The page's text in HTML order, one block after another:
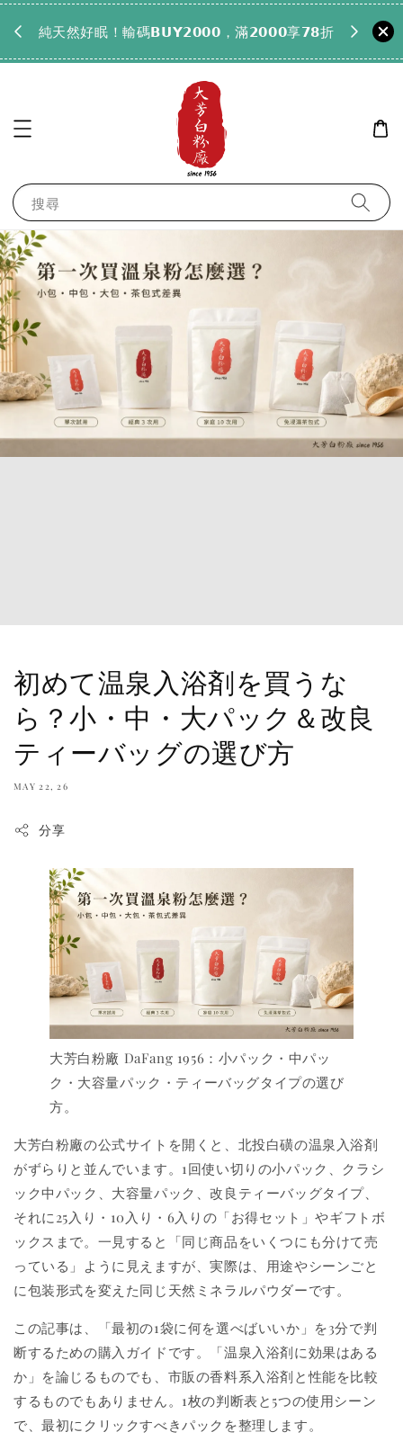
純天然好眠！輸碼𝗕𝗨𝗬𝟮𝟬𝟬𝟬，滿𝟮𝟬𝟬𝟬享𝟳𝟴折
搜尋
初めて温泉入浴剤を買うな
ら？小・中・大パック＆改良
ティーバッグの選び方
MAY 22, 26
分享
大芳白粉廠 DaFang 1956：小パック・中パッ
ク・大容量パック・ティーバッグタイプの選び
方。
大芳白粉廠の公式サイトを開くと、北投白磺の温泉入浴剤
がずらりと並んでいます。1回使い切りの小パック、クラシ
ック中パック、大容量パック、改良ティーバッグタイプ、
それに25入り・10入り・6入りの「お得セット」やギフトボ
ックスまで。一見すると「同じ商品をいくつにも分けて売
っている」ように見えますが、実際は、用途やシーンごと
に包装形式を変えた同じ天然ミネラルパウダーです。
この記事は、「最初の1袋に何を選べばいいか」を3分で判
断するための購入ガイドです。「温泉入浴剤に効果はある
か」を論じるものでも、市販の香料系入浴剤と性能を比較
するものでもありません。1枚の判断表と5つの使用シーン
で、最初にクリックすべきパックを整理します。